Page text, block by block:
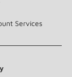
Services